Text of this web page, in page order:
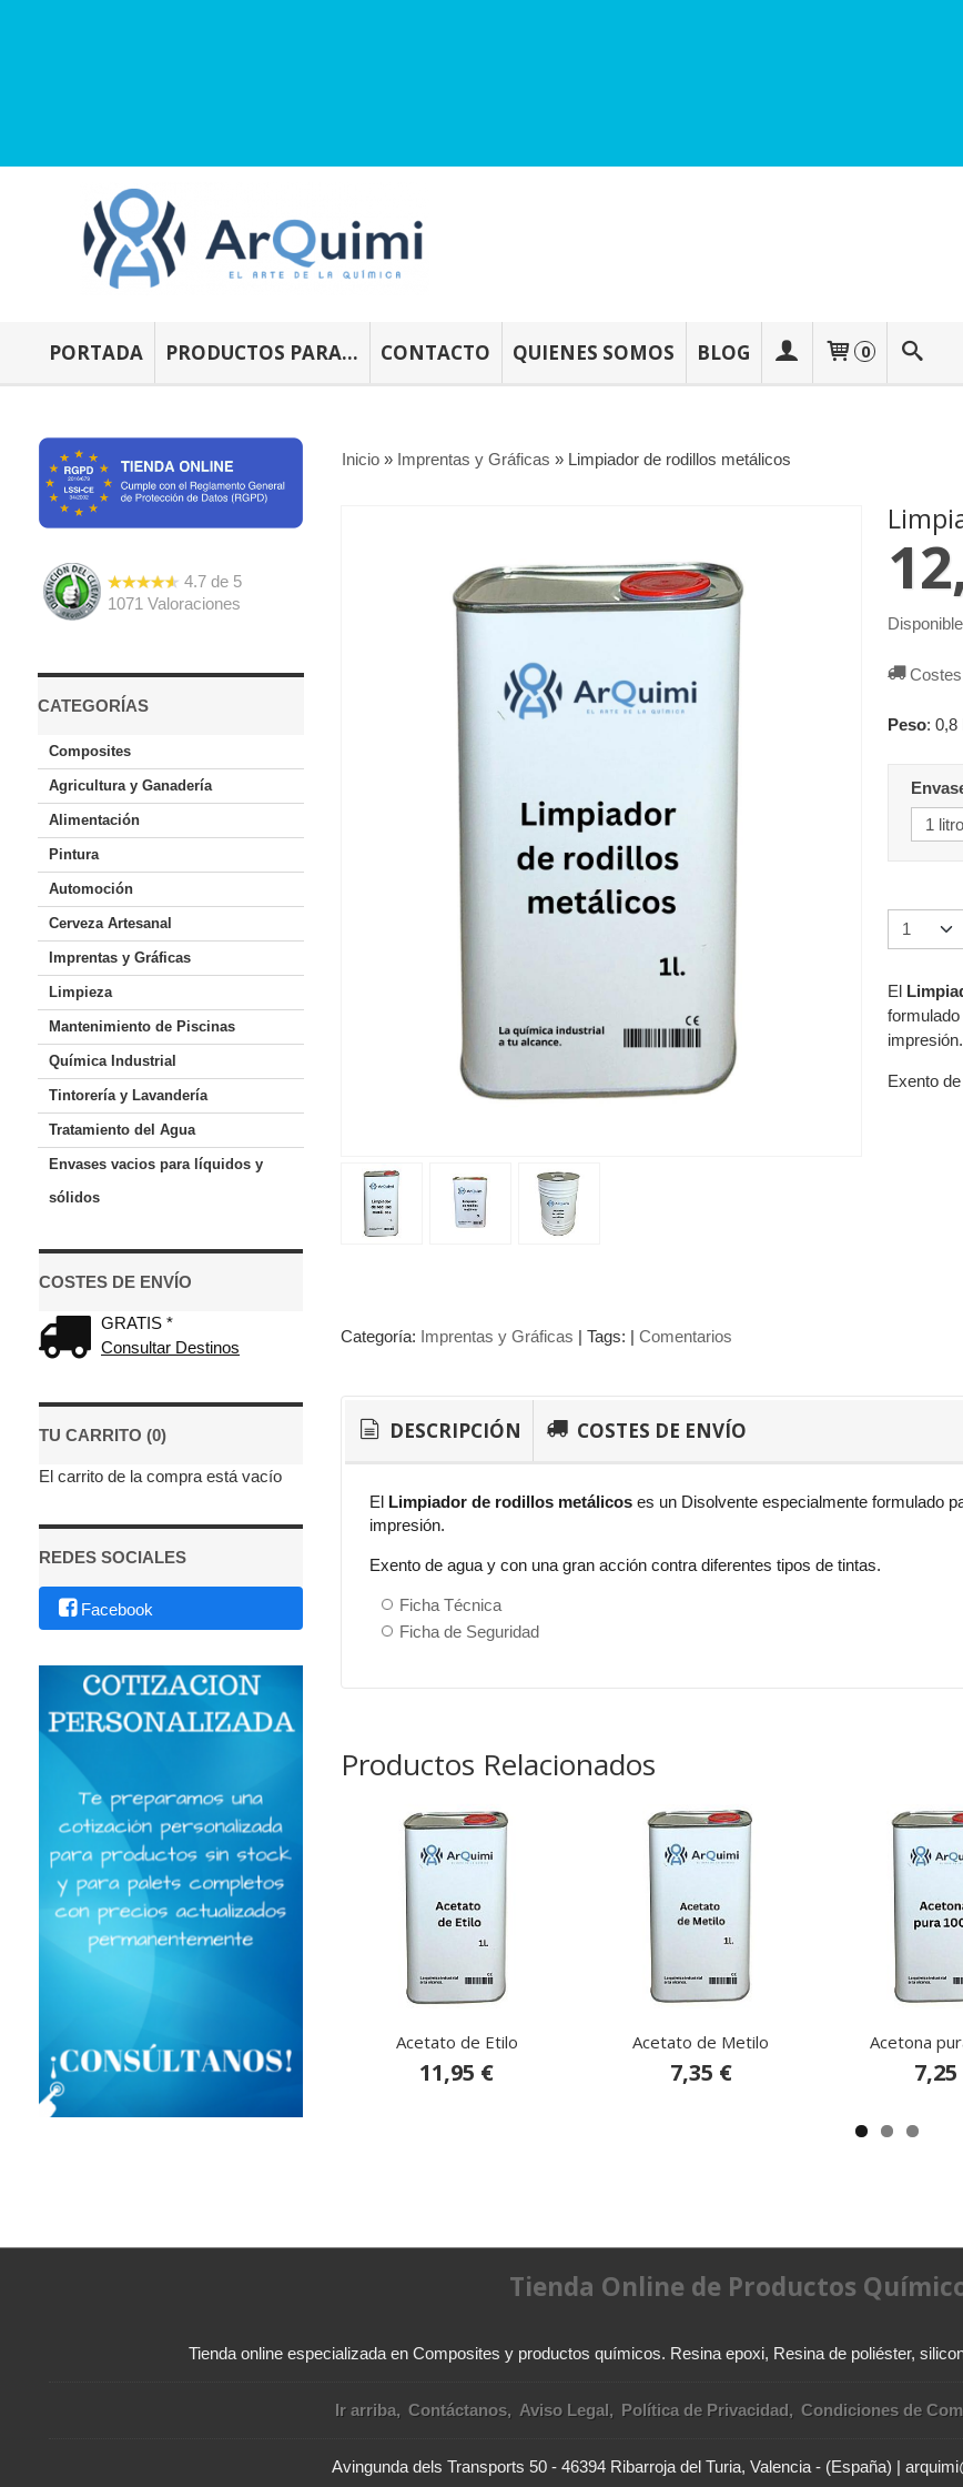
PORTADA PRODUCTOS PARA... CONTACTO QUIENES SOMOS BLOG 0
4.7de 5
1071
Valoraciones
CATEGORÍAS
Composites
Agricultura y Ganadería
Alimentación
Pintura
Automoción
Cerveza Artesanal
Imprentas y Gráficas
Limpieza
Mantenimiento de Piscinas
Química Industrial
Tintorería y Lavandería
Tratamiento del Agua
Envases vacios para líquidos y
sólidos
COSTES DE ENVÍO
GRATIS *
Consultar Destinos
TU CARRITO (0)
El carrito de la compra está vacío
REDES SOCIALES
Facebook
Inicio» Imprentas y Gráficas » Limpiador de rodillos metálicos
Disponible
Peso: 0,8
El
impresión.
Exento
Categoría: Imprentas y Gráficas | Tags: | Comentarios
DESCRIPCIÓN COSTES DE ENVÍO
El Limpiador de rodillos metálicos es un Disolvente especialmente formulado
impresión.
Exento de agua y con una gran acción contra diferentes tipos de tintas.
Ficha Técnica
Ficha de Seguridad
Productos Relacionados
Acetato de Etilo
11,95 €
Acetato de Metilo
7,35 €
Acetona
Tienda Online de Productos
Tienda online especializada en Composites y productos químicos. Resina epoxi, Resina de poliéster,
Ir arriba Contáctanos Aviso Legal Política de Privacidad Condiciones de
Avingunda dels Transports 50 - 46394 Ribarroja del Turia, Valencia - (España) |